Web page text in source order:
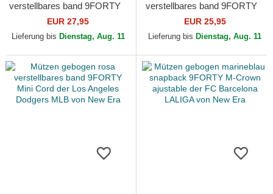
verstellbares band 9FORTY
Metallic der New York
Yankees MLB von New Era
EUR 27,95
Lieferung bis Dienstag, Aug. 11
verstellbares band 9FORTY
League Essential der New
York Yankees MLB von New
EUR 25,95
Lieferung bis Dienstag, Aug. 11